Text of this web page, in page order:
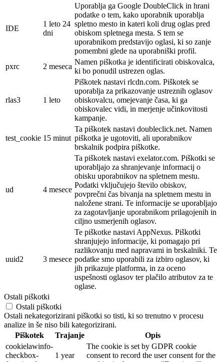
IDE
1 leto 24
dni
Uporablja ga Google DoubleClick in hrani
podatke o tem, kako uporabnik uporablja
spletno mesto in kateri koli drug oglas pred
obiskom spletnega mesta. S tem se
uporabnikom predstavijo oglasi, ki so zanje
pomembni glede na uporabniški profil.
pxrc
2 meseca
Namen piškotka je identificirati obiskovalca,
ki bo ponudil ustrezen oglas.
rlas3 1 leto
Piškotek nastavi rlcdn.com. Piškotek se
uporablja za prikazovanje ustreznih oglasov
obiskovalcu, omejevanje časa, ki ga
obiskovalec vidi, in merjenje učinkovitosti
kampanje.
test_cookie 15 minut
Ta piškotek nastavi doubleclick.net. Namen
piškotka je ugotoviti, ali uporabnikov
brskalnik podpira piškotke.
ud 4 mesece
Ta piškotek nastavi exelator.com. Piškotki se
uporabljajo za shranjevanje informacij o
obisku uporabnikov na spletnem mestu.
Podatki vključujejo število obiskov,
povprečni čas bivanja na spletnem mestu in
naložene strani. Te informacije se uporabljajo
za zagotavljanje uporabnikom prilagojenih in
ciljno usmerjenih oglasov.
uuid2 3 mesece
Te piškotke nastavi AppNexus. Piškotki
shranjujejo informacije, ki pomagajo pri
razlikovanju med napravami in brskalniki. Te
podatke smo uporabili za izbiro oglasov, ki
jih prikazuje platforma, in za oceno
uspešnosti oglasov ter plačilo atributov za te
oglase.
Ostali piškotki
Ostali piškotki
Ostali nekategorizirani piškotki so tisti, ki so trenutno v procesu
analize in še niso bili kategorizirani.
Piškotek
Trajanje
Opis
cookielawinfo-
checkbox-
1 year
The cookie is set by GDPR cookie
consent to record the user consent for the